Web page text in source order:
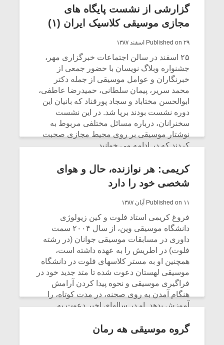
نشسته‌ام و احساس می‌کنم که هر کاری بخواهم
می توانم بکنم و می کنم. از آن لحظه به بعد به
قول آقای مختاباد دیگر «غول از شیشه بیرون
آمده» و ما هم نمی‌دانیم چه‌طور آن را به شیشه
CONTINUE READING
گزارشی از نشست پایگاه های
مجازی موسیقی کلاسیک ایران (۱)
Published on ۲۹ اسفند ۱۳۸۷
۲۵ اسفند در سالن اجتماعات خبرگزاری مهر،
جشنواره وبلاگ نویسان با حضور جمعی از
خبرنگاران و عوامل موسیقی از جمله دکتر
محمد سریر، پیمان سلطانی، حمیدرضا عاطفی،
ابوالحسن مختاباد و سجاد پورقناد که بانیان این
دوره نشست بودند برپا شد. در این نشست
سخنرانان، درباره مسائل مختلفی مربوط به
نوشتار موسیقی بر روی محیط مجازی صحبت
کردند که در ادامه می خوانید.
CONTINUE READING
کریمی: هر نوازنده، حال و هوای
شخصی خود را دارد
Published on ۱۱ آبان ۱۳۸۷
فروغ کریمی استاد فلوت و کین زیولوژی
دانشگاه موسیقی وین، از سال ۲۰۰۴ سمت
داوری در مسابقات موسیقی جوانان (در رشته
فلوت) در اطریش را به عهده داشته است،
همچنین او به مستر کلاسهای فلوت در دانشگاه
موسیقی لهستان دعوت شده تا متد جدید خود در
فراگیری موسیقی و نحوه پیدا کردن آرامش
هنگام آمدن به روی صحنه، در مدت کوتاه، را
آموزش بدهد. او در سالهای اخیر دعوت به
مختلف مثل ابوا، فاگوت و سازهای دیگری مثل
گروه موسیقی هه رمان
میکلوش روژا
یادداشتی بر موسیقی
متن فیلم «متری
شیش و نیم»
اگر نمی توانی
مشهورترین باشی،
بدنام ترین باش